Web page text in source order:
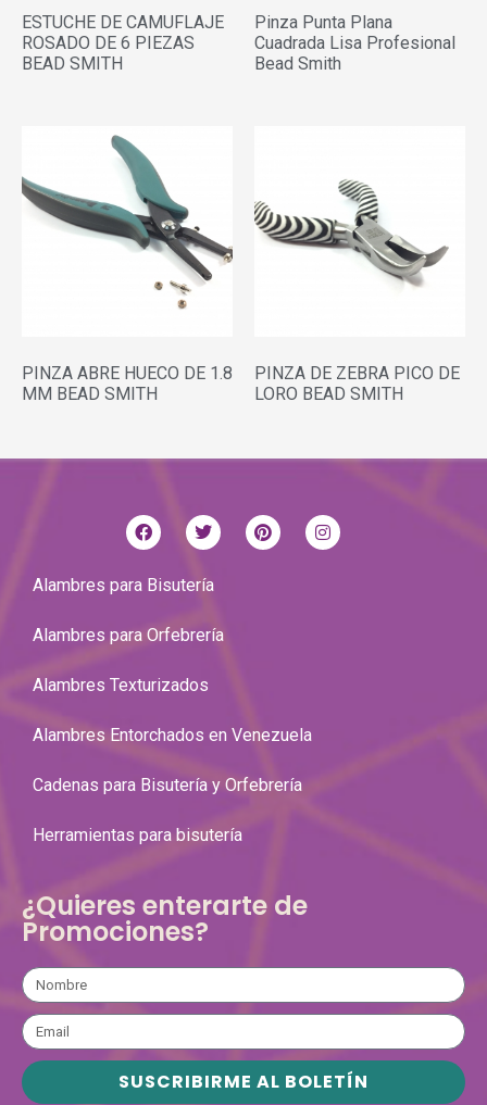
ESTUCHE DE CAMUFLAJE
ROSADO DE 6 PIEZAS
BEAD SMITH
Pinza Punta Plana
Cuadrada Lisa Profesional
Bead Smith
PINZA ABRE HUECO DE 1.8
MM BEAD SMITH
PINZA DE ZEBRA PICO DE
LORO BEAD SMITH
Alambres para Bisutería
Alambres para Orfebrería
Alambres Texturizados
Alambres Entorchados en Venezuela
Cadenas para Bisutería y Orfebrería
Herramientas para bisutería
¿Quieres enterarte de
Promociones?
SUSCRIBIRME AL BOLETÍN